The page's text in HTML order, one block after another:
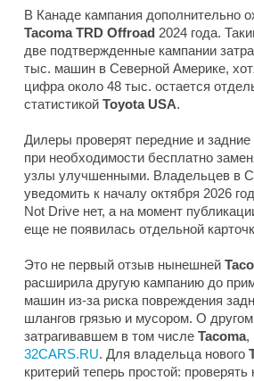
В Канаде кампания дополнительно
Tacoma TRD Offroad 2024 года.
две подтвержденные кампании
тыс. машин в Северной Америке,
цифра около 48 тыс. остается
статистикой Toyota USA.
Дилеры проверят передние и
при необходимости бесплатно
узлы улучшенными. Владельцев в
уведомить к началу октября 2026
Not Drive нет, а на момент
еще не появилась отдельной
Это не первый отзыв нынешней
расширила другую кампанию до
машин из-за риска повреждения
шлангов грязью и мусором. О
затрагивавшем в том числе Tacoma,
32CARS.RU. Для владельца нового
критерий теперь простой: